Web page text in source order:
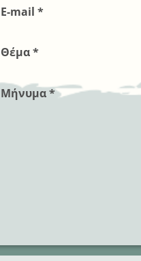
E-mail *
Θέμα *
Μήνυμα *